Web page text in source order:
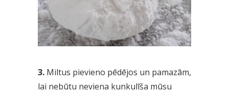
3. Miltus pievieno pēdējos un pamazām,
lai nebūtu neviena kunkulīša mūsu